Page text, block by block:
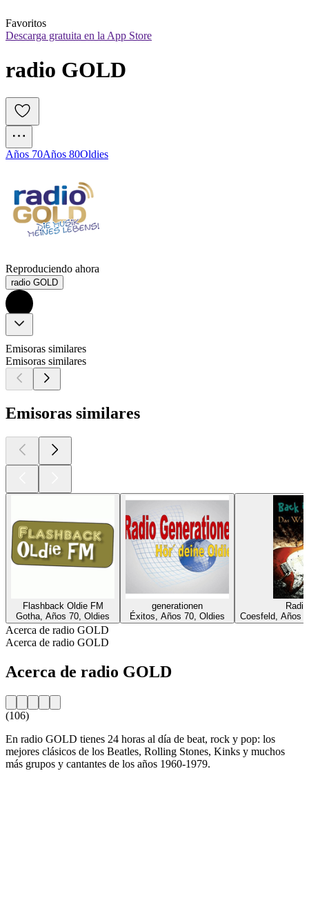
Favoritos
Descarga gratuita en la App Store
radio GOLD
Años 70Años 80Oldies
Reproduciendo ahora
radio GOLD
Emisoras similares
Emisoras similares
Emisoras similares
Flashback Oldie FM
Gotha, Años 70, Oldies
generationen
Éxitos, Años 70, Oldies
Coesfeld, Años
Acerca de radio GOLD
Acerca de radio GOLD
Acerca de radio GOLD
(106)
En radio GOLD tienes 24 horas al día de beat, rock y pop: los
mejores clásicos de los Beatles, Rolling Stones, Kinks y muchos
más grupos y cantantes de los años 1960-1979.